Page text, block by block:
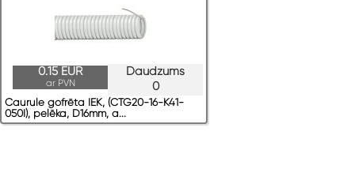
Daudzums
0
0.15 EUR
ar PVN
Caurule gofrēta IEK, (CTG20-16-K41-
050I), pelēka, D16mm, a...